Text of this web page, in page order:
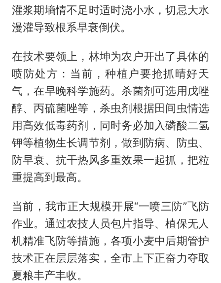
灌浆期墒情不足时适时浇小水，切忌大水
漫灌导致根系早衰倒伏。
在技术要领上，林坤为农户开出了具体的
喷防处方：当前，种植户要抢抓晴好天
气，在早晚科学施药。杀菌剂可选用戊唑
醇、丙硫菌唑等，杀虫剂根据田间虫情选
用高效低毒药剂，同时务必加入磷酸二氢
钾等植物生长调节剂，做到防病、防虫、
防早衰、抗干热风多重效果一起抓，把粒
重提高到最高。
当前，我市正大规模开展“一喷三防”飞防
作业。通过农技人员包片指导、植保无人
机精准飞防等措施，各项小麦中后期管护
技术正在层层落实，全市上下正奋力夺取
夏粮丰产丰收。